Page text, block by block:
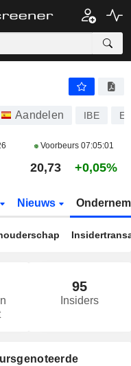
Aandelen IBE
Voorbeurs 07:05:01
20,73 +0,05%
Nieuws
95
Insiders